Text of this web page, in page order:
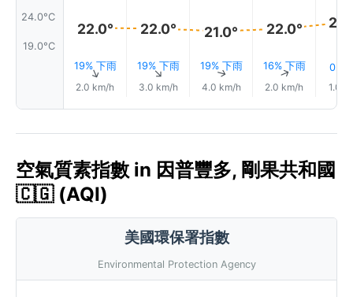
24.0°C
19.0°C
22.0°
19% 下雨
↑
2.0 km/h
22.0°
19% 下雨
↑
3.0 km/h
21.0°
19% 下雨
↑
4.0 km/h
22.0°
16% 下雨
↑
2.0 km/h
0.5
1.0
空氣質素指數 in 因普豐多, 剛果共和國
🇨🇬 (AQI)
美國環保署指數
Environmental Protection Agency